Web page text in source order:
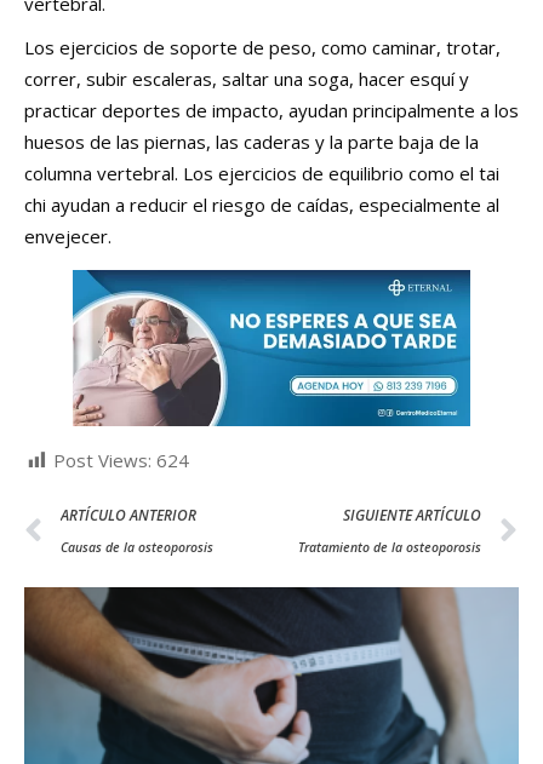
Los ejercicios de soporte de peso, como caminar, trotar,
correr, subir escaleras, saltar una soga, hacer esquí y
practicar deportes de impacto, ayudan principalmente a los
huesos de las piernas, las caderas y la parte baja de la
columna vertebral. Los ejercicios de equilibrio como el tai
chi ayudan a reducir el riesgo de caídas, especialmente al
envejecer.
Post Views: 624
ARTÍCULO ANTERIOR
Causas de la osteoporosis
SIGUIENTE ARTÍCULO
Tratamiento de la osteoporosis